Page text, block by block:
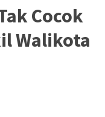
Cocok
Walikota